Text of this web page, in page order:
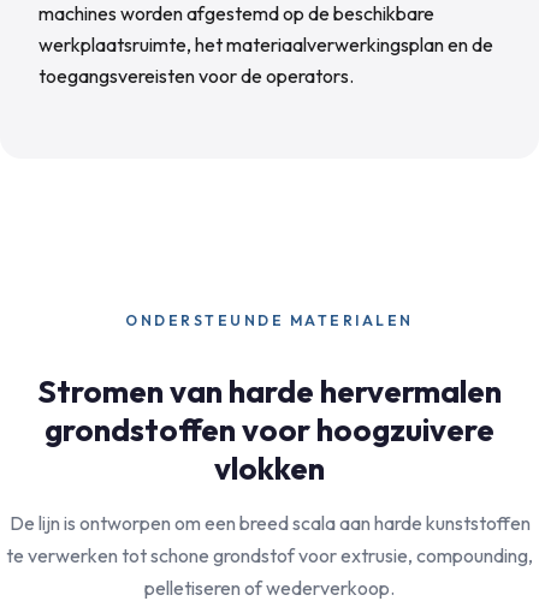
machines worden afgestemd op de beschikbare
werkplaatsruimte, het materiaalverwerkingsplan en de
toegangsvereisten voor de operators.
ONDERSTEUNDE MATERIALEN
Stromen van harde hervermalen
grondstoffen voor hoogzuivere
vlokken
De lijn is ontworpen om een breed scala aan harde kunststoffen
te verwerken tot schone grondstof voor extrusie, compounding,
pelletiseren of wederverkoop.